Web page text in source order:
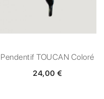
Pendentif TOUCAN Coloré
24,00 €